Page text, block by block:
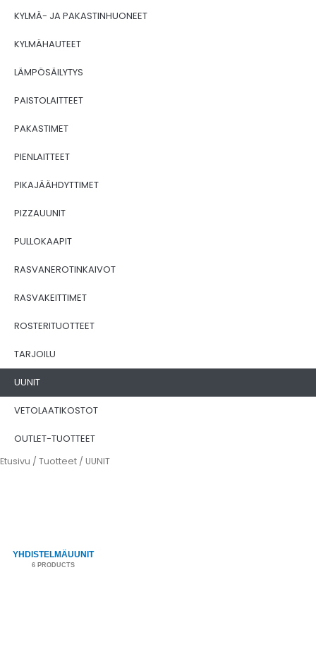
KYLMÄ- JA PAKASTINHUONEET
KYLMÄHAUTEET
LÄMPÖSÄILYTYS
PAISTOLAITTEET
PAKASTIMET
PIENLAITTEET
PIKAJÄÄHDYTTIMET
PIZZAUUNIT
PULLOKAAPIT
RASVANEROTINKAIVOT
RASVAKEITTIMET
ROSTERITUOTTEET
TARJOILU
UUNIT
VETOLAATIKOSTOT
OUTLET-TUOTTEET
Etusivu / Tuotteet / UUNIT
YHDISTELMÄUUNIT
6 PRODUCTS